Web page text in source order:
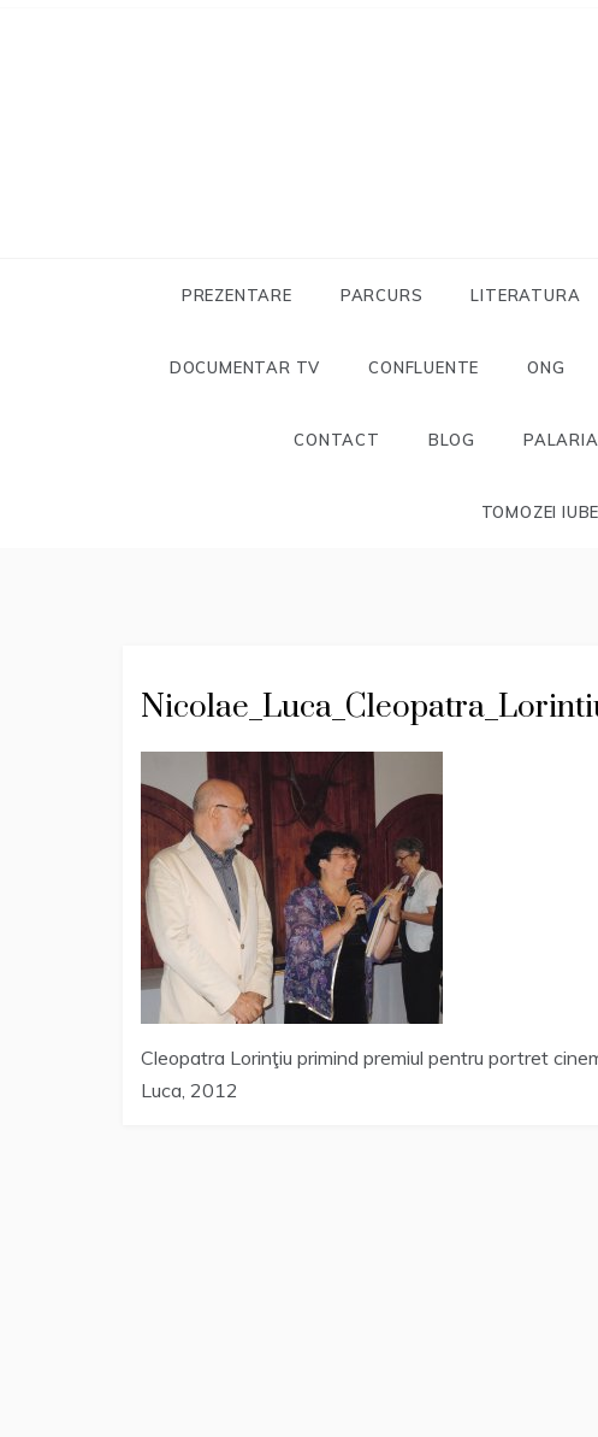
PREZENTARE PARCURS LITERATURA
DOCUMENTAR TV CONFLUENTE ONG
CONTACT BLOG
TOMOZEI
Cleopatra Lorinţiu primind premiul pentru portret
Luca, 2012